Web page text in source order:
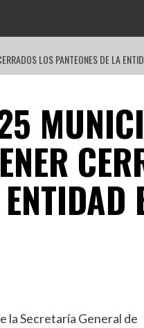
LOS PANTEONES DE LA
la Secretaría General de